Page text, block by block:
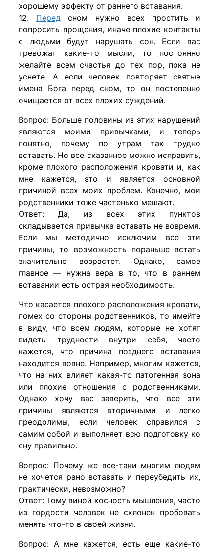
хорошему эффекту от раннего вставания.
12. Перед сном нужно всех простить и
попросить прощения, иначе плохие контакты
с людьми будут нарушать сон. Если вас
тревожат какие-то мысли, то постоянно
желайте всем счастья до тех пор, пока не
уснете. А если человек повторяет святые
имена Бога перед сном, то он постепенно
очищается от всех плохих суждений.
Вопрос: Больше половины из этих нарушений
являются моими привычками, и теперь
понятно, почему по утрам так трудно
вставать. Но все сказанное можно исправить,
кроме плохого расположения кровати и, как
мне кажется, это и является основной
причиной всех моих проблем. Конечно, мои
родственники тоже частенько мешают.
Ответ: Да, из всех этих пунктов
складывается привычка вставать не вовремя.
Если мы методично исключим все эти
причины, то возможность пораньше встать
значительно возрастет. Однако, самое
главное — нужна вера в то, что в раннем
вставании есть острая необходимость.
Что касается плохого расположения кровати,
помех со стороны родственников, то имейте
в виду, что всем людям, которые не хотят
видеть трудности внутри себя, часто
кажется, что причина позднего вставания
находится вовне. Например, многим кажется,
что на них влияет какая-то патогенная зона
или плохие отношения с родственниками.
Однако хочу вас заверить, что все эти
причины являются вторичными и легко
преодолимы, если человек справился с
самим собой и выполняет всю подготовку ко
сну правильно.
Вопрос: Почему же все-таки многим людям
не хочется рано вставать и переубедить их,
практически, невозможно?
Ответ: Тому виной косность мышления, часто
из гордости человек не склонен пробовать
менять что-то в своей жизни.
Вопрос: А мне кажется, есть еще какие-то